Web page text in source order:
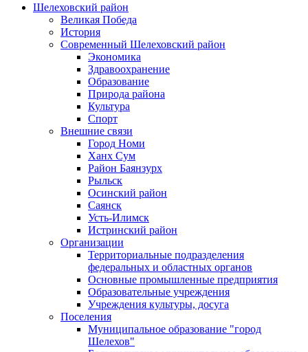
Шелеховский район
Великая Победа
История
Современный Шелеховский район
Экономика
Здравоохранение
Образование
Природа района
Культура
Спорт
Внешние связи
Город Номи
Ханх Сум
Район Баянзурх
Рыльск
Осинский район
Саянск
Усть-Илимск
Истринский район
Организации
Территориальные подразделения
федеральных и областных органов
Основные промышленные предприятия
Образовательные учреждения
Учреждения культуры, досуга
Поселения
Муниципальное образование "город
Шелехов"